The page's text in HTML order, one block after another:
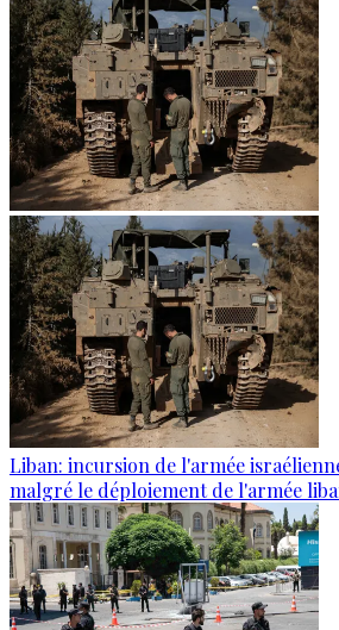
Liban: incursion de l'armée
malgré le déploiement de l'armée